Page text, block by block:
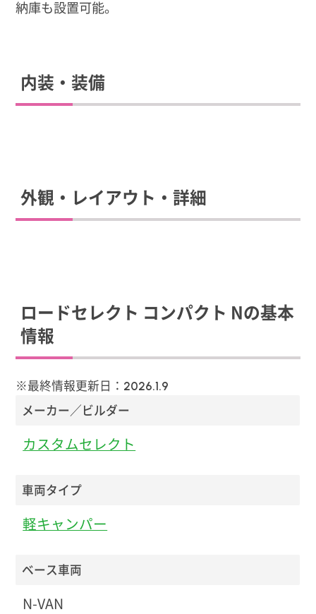
納庫も設置可能。
内装・装備
外観・レイアウト・詳細
ロードセレクト コンパクト Nの基本
情報
※最終情報更新日： 2026.1.9
メーカー／ビルダー
カスタムセレクト
車両タイプ
軽キャンパー
ベース車両
N-VAN